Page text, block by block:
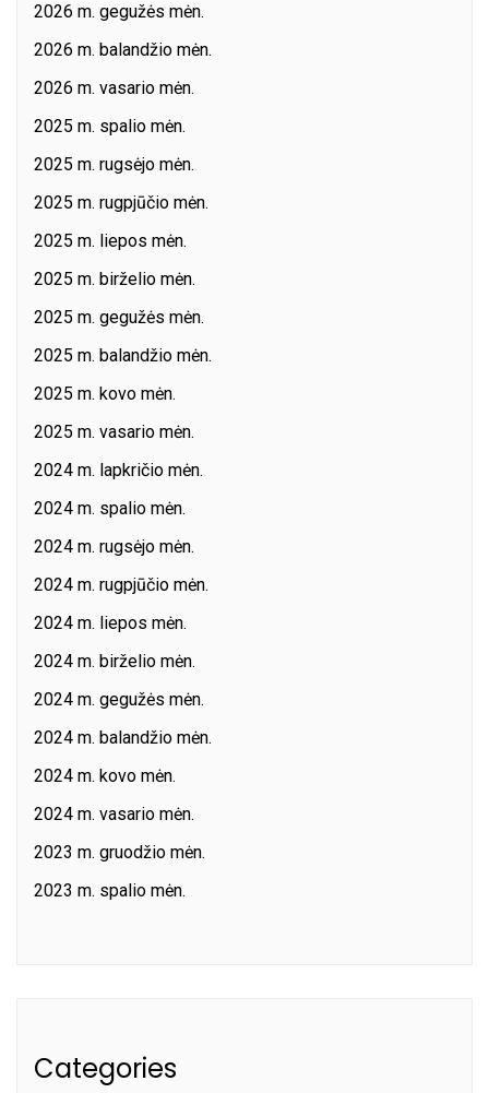
2026 m. gegužės mėn.
2026 m. balandžio mėn.
2026 m. vasario mėn.
2025 m. spalio mėn.
2025 m. rugsėjo mėn.
2025 m. rugpjūčio mėn.
2025 m. liepos mėn.
2025 m. birželio mėn.
2025 m. gegužės mėn.
2025 m. balandžio mėn.
2025 m. kovo mėn.
2025 m. vasario mėn.
2024 m. lapkričio mėn.
2024 m. spalio mėn.
2024 m. rugsėjo mėn.
2024 m. rugpjūčio mėn.
2024 m. liepos mėn.
2024 m. birželio mėn.
2024 m. gegužės mėn.
2024 m. balandžio mėn.
2024 m. kovo mėn.
2024 m. vasario mėn.
2023 m. gruodžio mėn.
2023 m. spalio mėn.
Categories